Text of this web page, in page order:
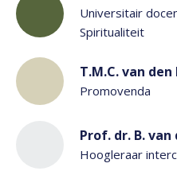
Universitair
Spiritualiteit
T.M.C. van
Promovenda
Prof. dr. B. van
Hoogleraar